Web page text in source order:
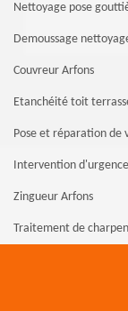
Nettoyage pose
Demoussage
Couvreur Arfons
Etanchéité toit
Pose et réparation de
Intervention
Zingueur Arfons
Traitement de